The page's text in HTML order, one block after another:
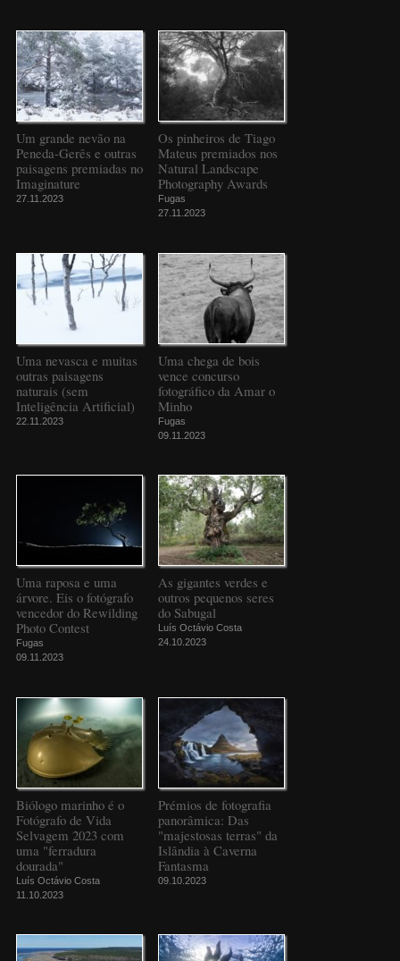
Um grande nevão na
Peneda-Gerês e outras
paisagens premiadas no
Imaginature
27.11.2023
Os pinheiros de Tiago
Mateus premiados nos
Natural Landscape
Photography Awards
Fugas
27.11.2023
Uma nevasca e muitas
outras paisagens
naturais (sem
Inteligência Artificial)
22.11.2023
Uma chega de bois
vence concurso
fotográfico da Amar o
Minho
Fugas
09.11.2023
Uma raposa e uma
árvore. Eis o fotógrafo
vencedor do Rewilding
Photo Contest
Fugas
09.11.2023
As gigantes verdes e
outros pequenos seres
do Sabugal
Luís Octávio Costa
24.10.2023
Biólogo marinho é o
Fotógrafo de Vida
Selvagem 2023 com
uma "ferradura
dourada"
Luís Octávio Costa
11.10.2023
Prémios de fotografia
panorâmica: Das
"majestosas terras" da
Islândia à Caverna
Fantasma
09.10.2023